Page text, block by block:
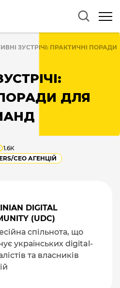
ЗУСТРІЧІ: ПРАКТИЧНІ ПОРАДИ
ДЛЯ
СEO АГЕНЦІЙ
1.6К
DIGITAL
(UDC)
спільнота, що
українських digital-
та власників